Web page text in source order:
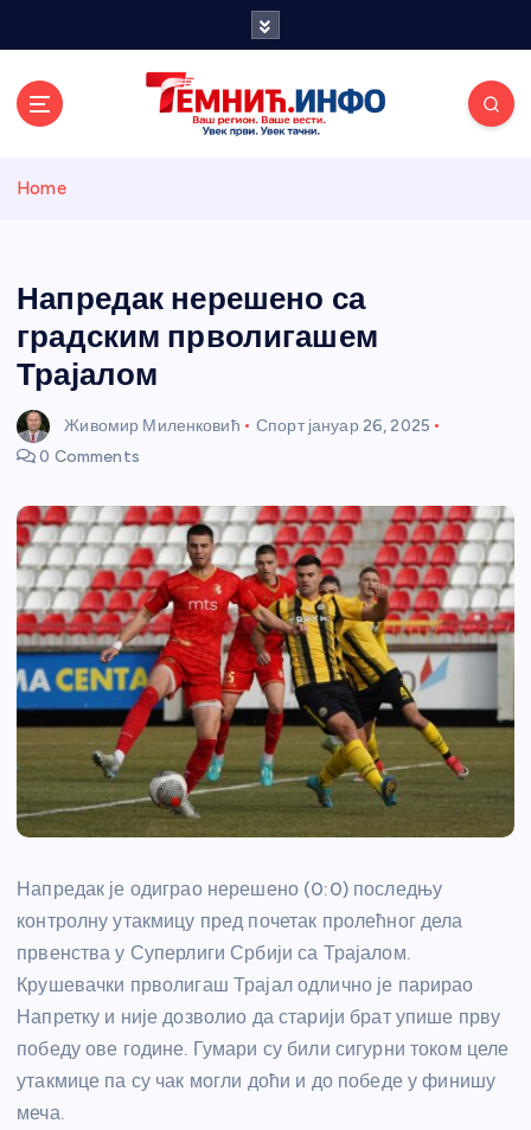
и портал
Home
Напредак нерешено са
градским прволигашем
Трајалом
Живомир Миленковић Спорт јануар 26, 2025
0 Comments
Напредак је одиграо нерешено (0:0) последњу
контролну утакмицу пред почетак пролећног дела
првенства у Суперлиги Србији са Трајалом.
Крушевачки прволигаш Трајал одлично је парирао
Напретку и није дозволио да старији брат упише прву
победу ове године. Гумари су били сигурни током целе
утакмице па су чак могли доћи и до победе у финишу
меча.